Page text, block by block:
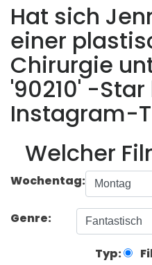
Hat sich
einer
Chirurgie
'90210' -
Instagram-
Welcher
Wochentag:
Genre:
Typ: